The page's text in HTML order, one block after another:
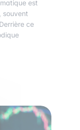
est
souvent
ce